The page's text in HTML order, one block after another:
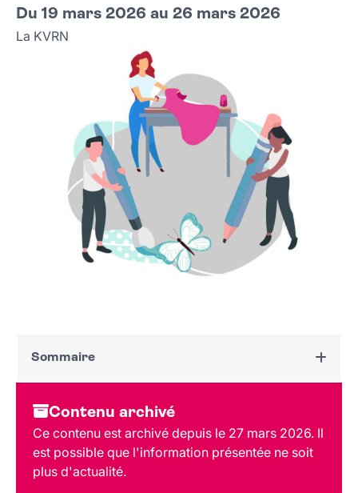
Du 19 mars 2026 au 26 mars 2026
La KVRN
Sommaire
Dates et horaires
Au programme
Tarif et réservation
Public
Lieu et contact
Contenu archivé
Ce contenu est archivé depuis le 27 mars 2026. Il
est possible que l'information présentée ne soit
plus d'actualité.